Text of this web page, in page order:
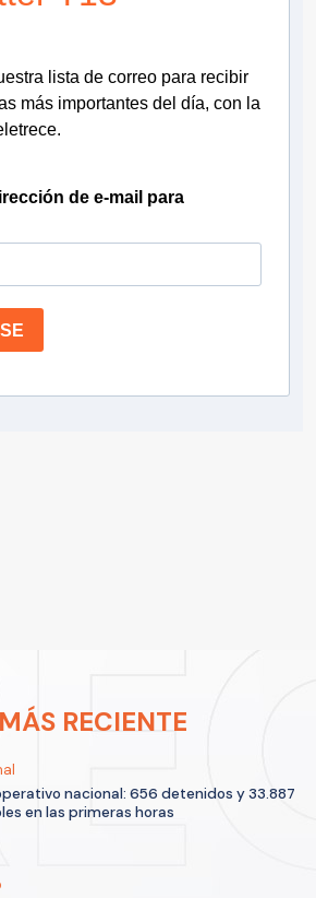
lista de correo para recibir
más importantes del día, con la
de e-mail para
RECIENTE
nacional: 656 detenidos y 33.887
en las primeras horas